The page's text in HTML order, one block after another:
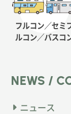
フルコン／セミ
ルコン／バスコ
NEWS /
ニュース